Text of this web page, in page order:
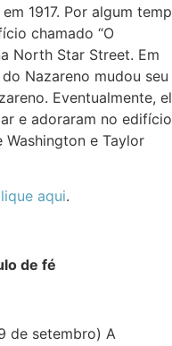
1917. Por algum
chamado “O
North Star Street. Em
Nazareno mudou seu
Eventualmente,
e adoraram no edifício
Washington e Taylor
aqui.
de fé
de setembro) A